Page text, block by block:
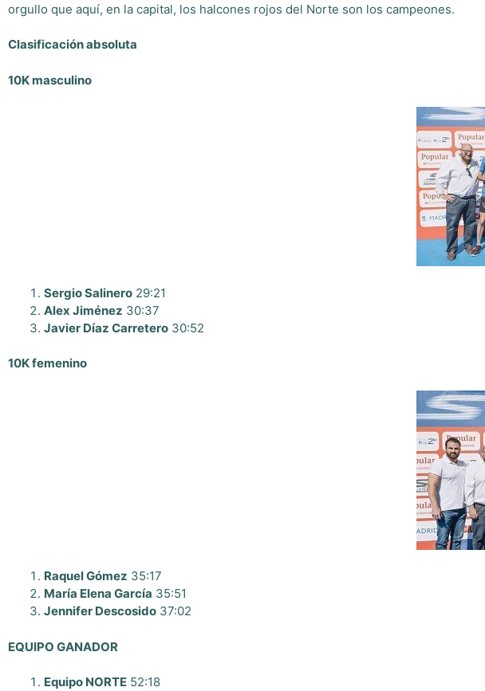
orgullo que aquí, en la capital, los halcones rojos del Norte son los campeones.
Clasificación absoluta
10K masculino
Sergio Salinero 29:21
Alex Jiménez 30:37
Javier Díaz Carretero 30:52
10K femenino
Raquel Gómez 35:17
María Elena García 35:51
Jennifer Descosido 37:02
EQUIPO GANADOR
Equipo NORTE 52:18